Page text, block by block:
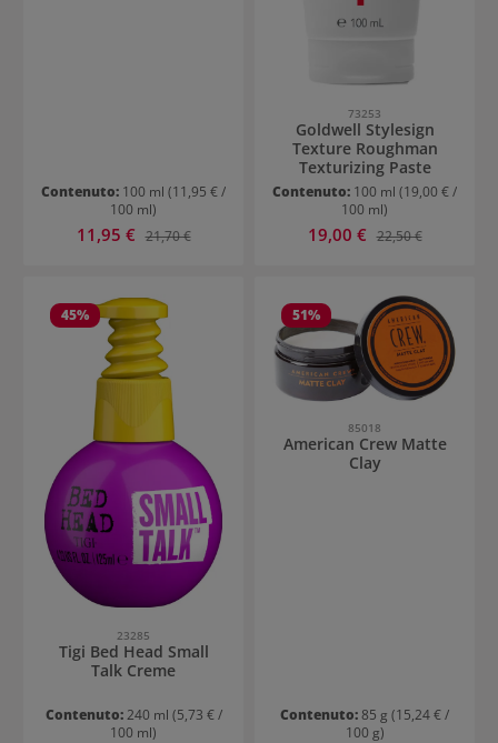
Contenuto: 100 ml (11,95 € /
100 ml)
Prezzo di vendita:
11,95 € Prezzo normale:
21,70 €
73253
Goldwell Stylesign
Texture Roughman
Texturizing Paste
Contenuto: 100 ml (19,00 € /
100 ml)
Prezzo di vendita:
19,00 € Prezzo normale:
22,50 €
45%
23285
Tigi Bed Head Small
Talk Creme
Contenuto:240 ml (5,73 € /
100 ml)
51%
85018
American Crew Matte
Clay
Contenuto:85 g (15,24 € /
100 g)